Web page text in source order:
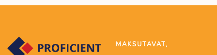
MAKSUTAVAT,